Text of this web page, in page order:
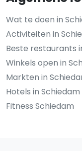
Wat te doen in
Activiteiten in
Beste restaurants
Winkels open in
Markten in
Hotels in Schiedam
Fitness Schiedam